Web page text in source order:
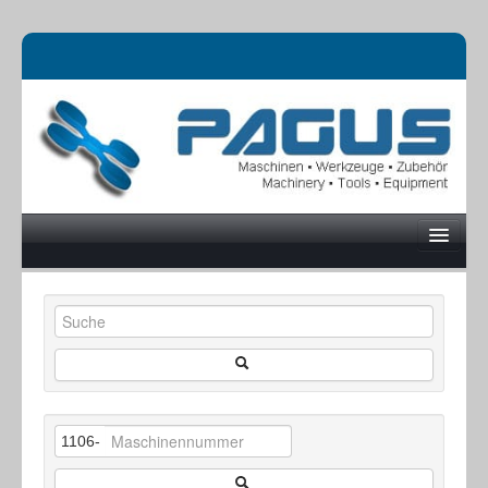
UNTERNEHMEN
MASCHINEN
ONLINESHOP
1106-